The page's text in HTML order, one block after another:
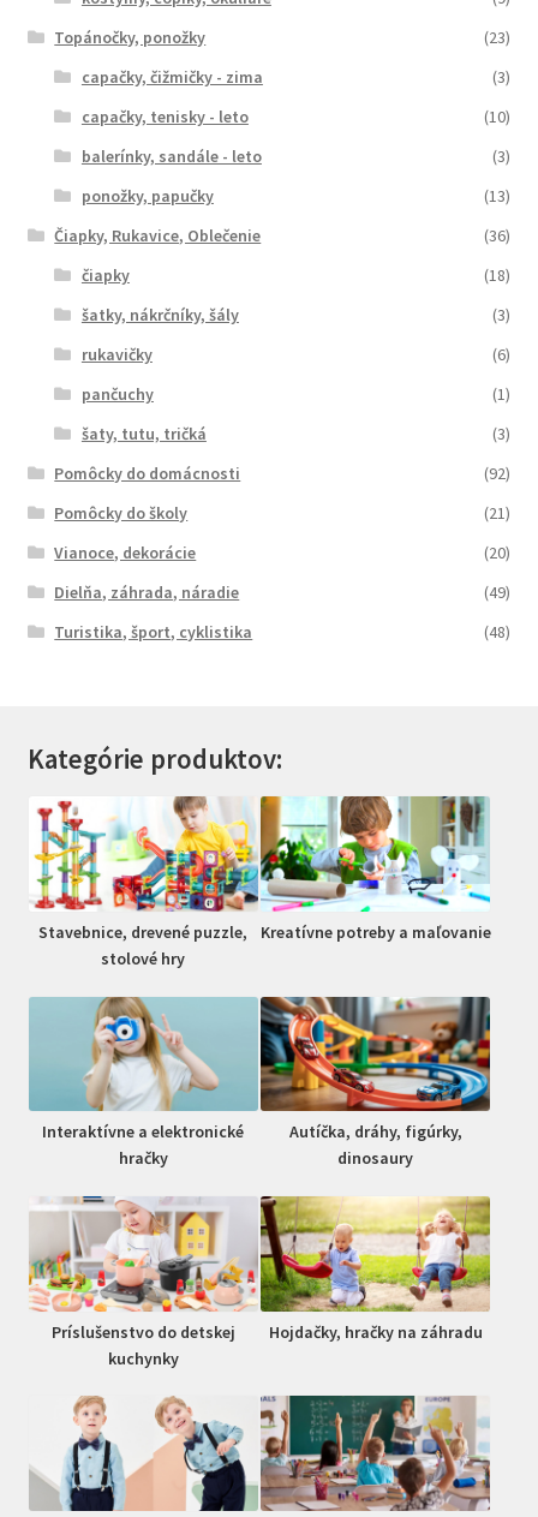
Topánočky, ponožky
(23)
capačky, čižmičky - zima
(3)
capačky, tenisky - leto
(10)
balerínky, sandále - leto
(3)
ponožky, papučky
(13)
Čiapky, Rukavice, Oblečenie
(36)
čiapky
(18)
šatky, nákrčníky, šály
(3)
rukavičky
(6)
pančuchy
(1)
šaty, tutu, tričká
(3)
Pomôcky do domácnosti
(92)
Pomôcky do školy
(21)
Vianoce, dekorácie
(20)
Dielňa, záhrada, náradie
(49)
Turistika, šport, cyklistika
(48)
Kategórie produktov:
Stavebnice, drevené puzzle,
stolové hry
Kreatívne potreby a maľovanie
Interaktívne a elektronické
hračky
Autíčka, dráhy, figúrky,
dinosaury
Príslušenstvo do detskej
kuchynky
Hojdačky, hračky na záhradu